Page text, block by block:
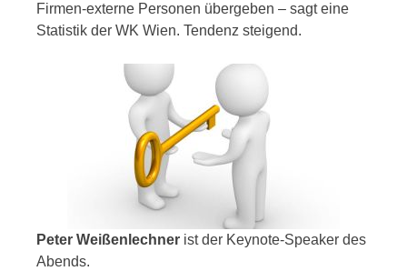
Firmen-externe Personen übergeben – sagt eine
Statistik der WK Wien. Tendenz steigend.
Peter Weißenlechner ist der Keynote-Speaker des
Abends.